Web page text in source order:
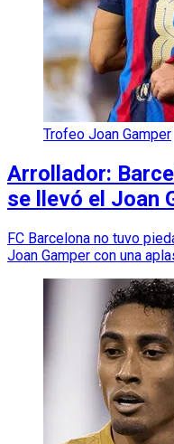
Trofeo Joan Gamper
Arrollador:
se llevó el Joan
FC Barcelona no tuvo
Joan Gamper con una